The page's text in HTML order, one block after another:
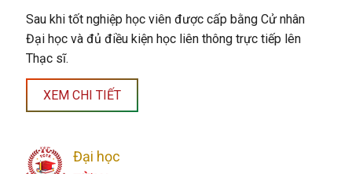
Sau khi tốt nghiệp học viên được cấp bằng Cử nhân
Đại học và đủ điều kiện học liên thông trực tiếp lên
Thạc sĩ.
XEM CHI TIẾT
Đại học